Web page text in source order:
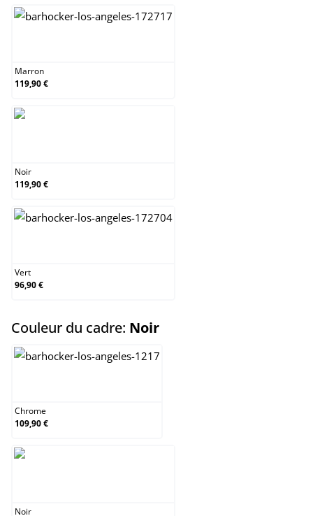
Marron
119,90 €
Noir
119,90 €
Vert
96,90 €
Couleur du cadre: Noirselect
Chrome
109,90 €
Noir